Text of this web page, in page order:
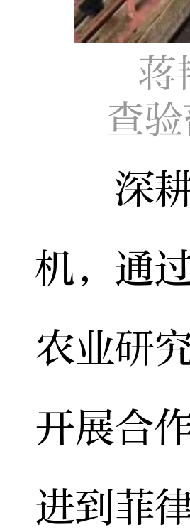
蒋
查
深耕
机，通
农业研
开展合
进到菲